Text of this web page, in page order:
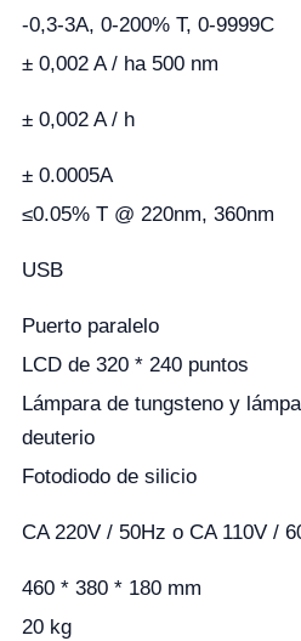
-0,3-3A, 0-200% T, 0-9999C
± 0,002 A / ha 500 nm
± 0,002 A / h
± 0.0005A
≤0.05% T @ 220nm, 360nm
USB
Puerto paralelo
LCD de 320 * 240 puntos
Lámpara de tungsteno y
deuterio
Fotodiodo de silicio
CA 220V / 50Hz o CA 110V /
460 * 380 * 180 mm
20 kg